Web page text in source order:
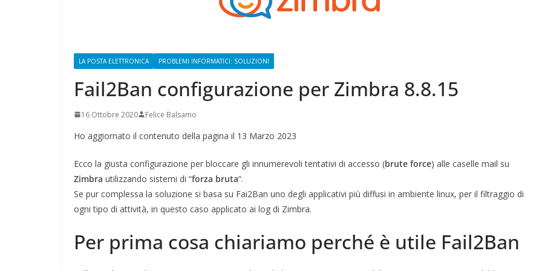
LA POSTA ELETTRONICA PROBLEMI INFORMATICI: SOLUZIONI
Fail2Ban configurazione per Zimbra 8.8.15
16 Ottobre 2020 Felice Balsamo
Ho aggiornato il contenuto della pagina il 13 Marzo 2023
Ecco la giusta configurazione per bloccare gli innumerevoli tentativi di accesso (brute force) alle caselle mail su
Zimbra utilizzando sistemi di “forza bruta“.
Se pur complessa la soluzione si basa su Fai2Ban uno degli applicativi più diffusi in ambiente linux, per il filtraggio di
ogni tipo di attività, in questo caso applicato ai log di Zimbra.
Per prima cosa chiariamo perché è utile Fail2Ban
ELETTORALE: 50 DI 50